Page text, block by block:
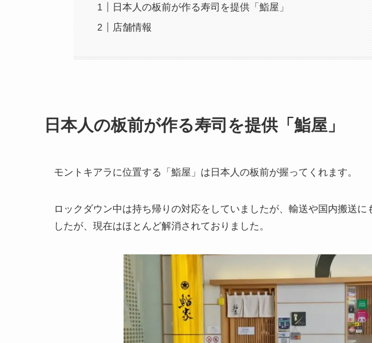
日本人の板前が作る寿司を提供「鮨屋」
店舗情報
日本人の板前が作る寿司を提供「鮨屋」
モントキアラに位置する「鮨屋」は日本人の板前が握ってくれます。
ロックダウン中は持ち帰りの対応をしていましたが、輸送や国内搬送
したが、現在はほとんど解消されておりました。